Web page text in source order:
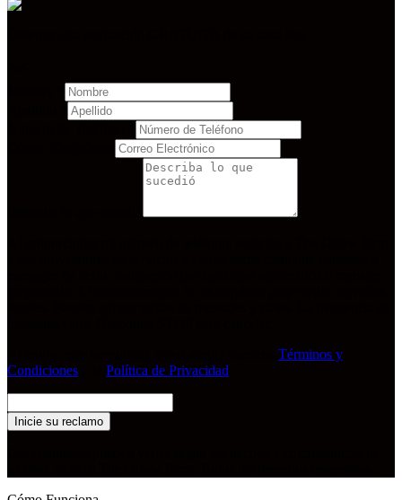
Términos y
Condiciones
Política de Privacidad
Inicie su reclamo